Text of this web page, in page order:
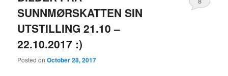
SUNNMØRSKATTEN SIN
UTSTILLING 21.10 –
22.10.2017 :)
Posted onOctober 28, 2017